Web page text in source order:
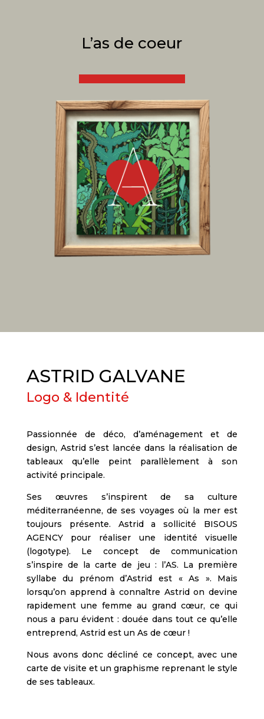
L’as de coeur
ASTRID GALVANE
Logo & Identité
Passionnée de déco, d’aménagement et de
design, Astrid s’est lancée dans la réalisation de
tableaux qu’elle peint parallèlement à son
activité principale.
Ses œuvres s’inspirent de sa culture
méditerranéenne, de ses voyages où la mer est
toujours présente. Astrid a sollicité BISOUS
AGENCY pour réaliser une identité visuelle
(logotype). Le concept de communication
s’inspire de la carte de jeu : l’AS. La première
syllabe du prénom d’Astrid est « As ». Mais
lorsqu’on apprend à connaître Astrid on devine
rapidement une femme au grand cœur, ce qui
nous a paru évident : douée dans tout ce qu’elle
entreprend, Astrid est un As de cœur !
Nous avons donc décliné ce concept, avec une
carte de visite et un graphisme reprenant le style
de ses tableaux.